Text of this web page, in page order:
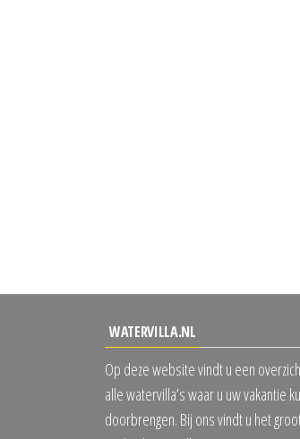
WATERVILLA.NL
Op deze website vindt u een
alle watervilla’s waar u uw vakantie
doorbrengen. Bij ons vindt u het